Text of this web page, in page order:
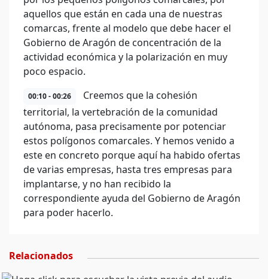
aquellos que están en cada una de nuestras
comarcas, frente al modelo que debe hacer el
Gobierno de Aragón de concentración de la
actividad económica y la polarización en muy
poco espacio.
00:10 - 00:26
Creemos que la cohesión
territorial, la vertebración de la comunidad
autónoma, pasa precisamente por potenciar
estos polígonos comarcales. Y hemos venido a
este en concreto porque aquí ha habido ofertas
de varias empresas, hasta tres empresas para
implantarse, y no han recibido la
correspondiente ayuda del Gobierno de Aragón
para poder hacerlo.
Relacionados